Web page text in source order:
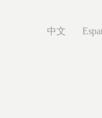
中文